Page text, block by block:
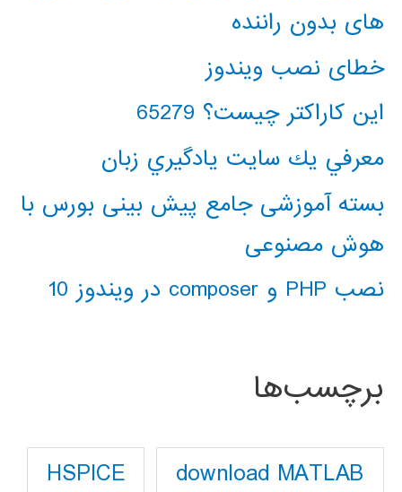
های بدون راننده
خطای نصب ویندوز
این کاراکتر چیست؟ 65279
معرفي يك سايت يادگيري زبان
بسته آموزشی جامع پیش بینی بورس با
هوش مصنوعی
نصب PHP و composer در ویندوز 10
برچسب‌ها
download MATLAB
HSPICE